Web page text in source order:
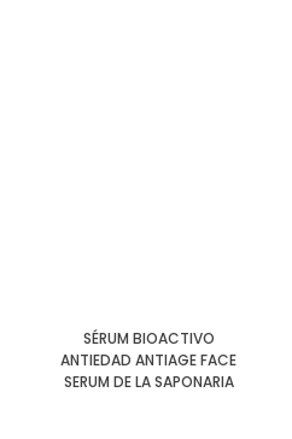
SÉRUM BIOACTIVO
ANTIEDAD ANTIAGE FACE
SERUM DE LA SAPONARIA